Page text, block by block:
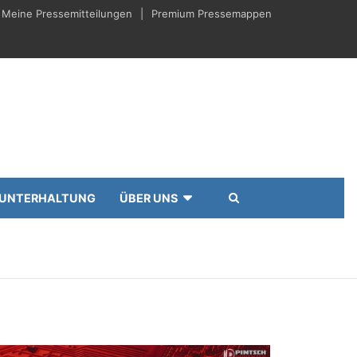
Meine Pressemitteilungen Premium Pressemappen
UNTERHALTUNG ÜBER UNS